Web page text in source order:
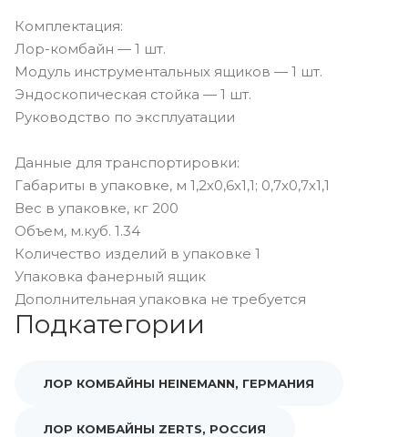
Комплектация:
Лор-комбайн — 1 шт.
Модуль инструментальных ящиков — 1 шт.
Эндоскопическая стойка — 1 шт.
Руководство по эксплуатации
Данные для транспортировки:
Габариты в упаковке, м 1,2х0,6х1,1; 0,7х0,7х1,1
Вес в упаковке, кг 200
Объем, м.куб. 1.34
Количество изделий в упаковке 1
Упаковка фанерный ящик
Дополнительная упаковка не требуется
Подкатегории
ЛОР КОМБАЙНЫ HEINEMANN, ГЕРМАНИЯ
ЛОР КОМБАЙНЫ ZERTS, РОССИЯ